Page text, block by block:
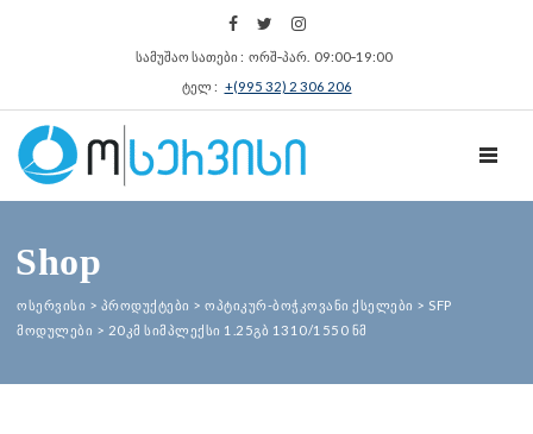
სამუშაო სათები : ორშ‑პარ. 09:00‑19:00
ტელ : +(995 32) 2 306 206
Shop
ოსერვისი > პროდუქტები > ოპტიკურ-ბოჭკოვანი ქსელები > SFP
მოდულები > 20კმ სიმპლექსი 1.25გბ 1310/1550 ნმ